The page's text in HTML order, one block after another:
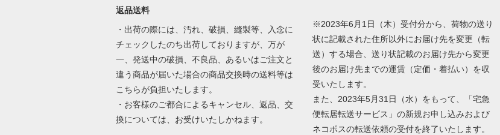
返品送料
・出荷の際には、汚れ、破損、縫製等、入念に
チェックしたのち出荷しておりますが、万が
一、発送中の破損、不良品、あるいはご注文と
違う商品が届いた場合の商品交換時の送料等は
こちらが負担いたします。
・お客様のご都合によるキャンセル、返品、交
換については、お受けいたしかねます。
※2023年6月1日（木）受付分から、荷物の送り
状に記載された住所以外にお届け先を変更（転
送）する場合、送り状記載のお届け先から変更
後のお届け先までの運賃（定価・着払い）を収
受いたします。
また、2023年5月31日（水）をもって、「宅急
便転居転送サービス」の新規お申し込みおよび
ネコポスの転送依頼の受付を終了いたします。